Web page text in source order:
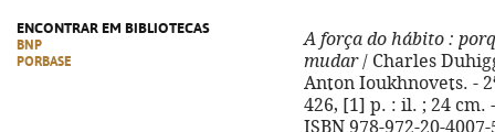
ENCONTRAR EM BIBLIOTECAS
BNP
PORBASE
A força do hábito :
mudar/ Charles
Anton Ioukhnovets. -
426, [1] p. : il. ; 24
ISBN 978-972-20-4007-